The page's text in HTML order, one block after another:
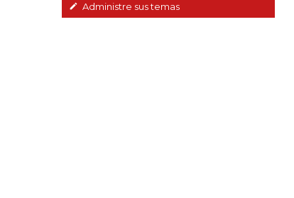
Administre sus temas